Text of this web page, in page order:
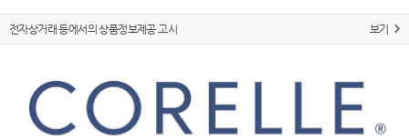
전자상거래 등에서의 상품정보제공 고시 보기